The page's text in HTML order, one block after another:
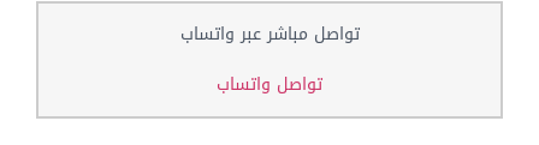
تواصل مباشر عبر واتساب
تواصل واتساب